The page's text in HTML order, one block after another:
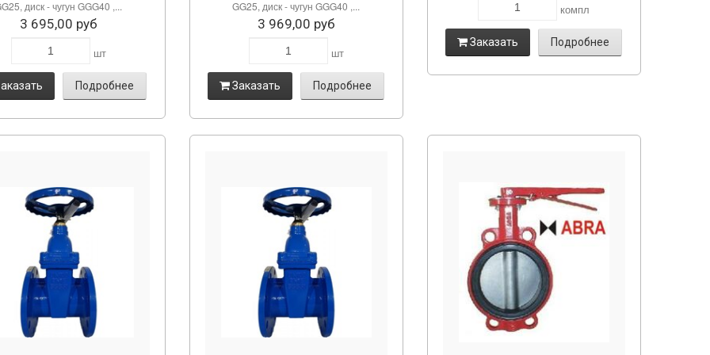
диск - чугун GGG40 ,...
3 695,00 руб
шт
Подробнее
GG25, диск - чугун GGG40 ,...
3 969,00 руб
шт
Заказать Подробнее
компл
Заказать Подробнее